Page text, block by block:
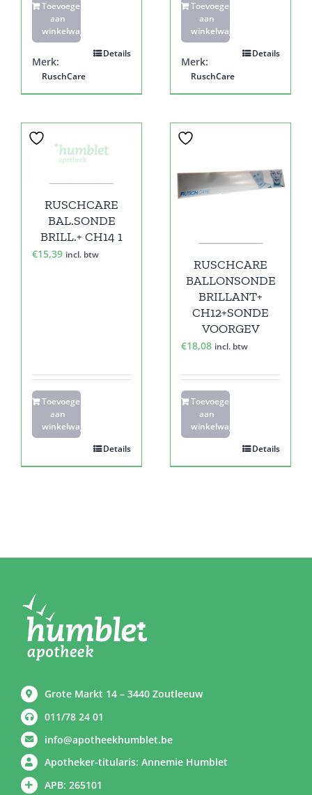
Toevoegen
aan
winkelwagen
Details
Merk:
RuschCare
Toevoegen
aan
winkelwagen
Details
Merk:
RuschCare
RUSCHCARE
BAL.SONDE
BRILL.+ CH14 1
€15,39 incl. btw
Toevoegen
aan
winkelwagen
Details
RUSCHCARE
BALLONSONDE
BRILLANT+
CH12+SONDE
VOORGEV
€18,08 incl. btw
Toevoegen
aan
winkelwagen
Details
Grote Markt 14 – 3440 Zoutleeuw
011/78 24 01
info@apotheekhumblet.be
Apotheker-titularis: Annemie Humblet
APB: 265101